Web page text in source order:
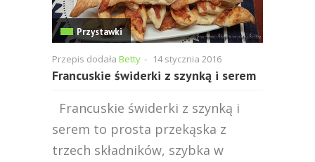
Przystawki
Przepis dodała Betty - 14 stycznia 2016
Francuskie świderki z szynką i serem
Francuskie świderki z szynką i
serem to prosta przekąska z
trzech składników, szybka w